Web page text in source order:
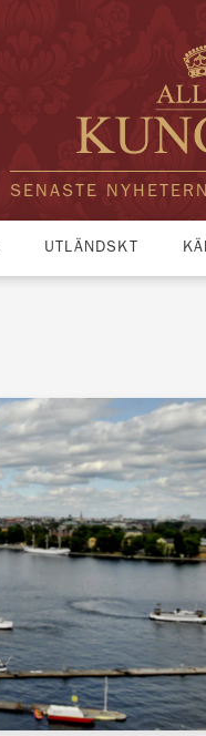
SENASTE
UTLÄNDSKT